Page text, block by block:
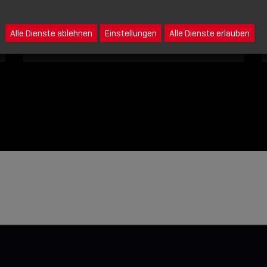
Alle Dienste ablehnen Einstellungen Alle Dienste erlauben